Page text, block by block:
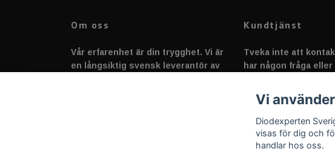
Om oss
Vår erfarenhet är din trygghet. Vi är
en långsiktig svensk leverantör av
Kundtjänst
Tveka inte att
har någon fråga
Vi
Diodexperten
visas för dig och
handlar hos oss.